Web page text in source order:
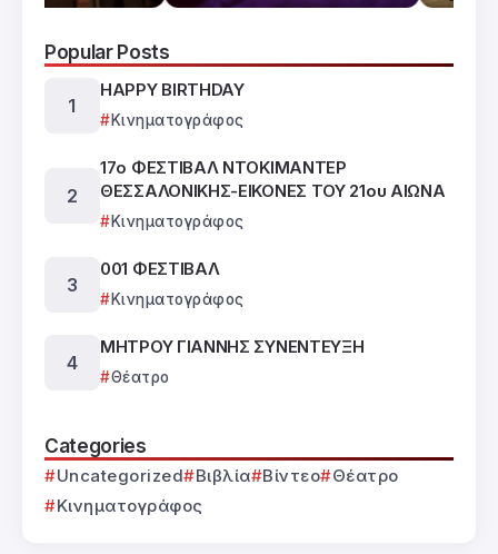
Popular Posts
HAPPY BIRTHDAY
Κινηματογράφος
17ο ΦΕΣΤΙΒΑΛ ΝΤΟΚΙΜΑΝΤΕΡ
ΘΕΣΣΑΛΟΝΙΚΗΣ-ΕΙΚΟΝΕΣ ΤΟΥ 21ου ΑΙΩΝΑ
Κινηματογράφος
001 ΦΕΣΤΙΒΑΛ
Κινηματογράφος
ΜΗΤΡΟΥ ΓΙΑΝΝΗΣ ΣΥΝΕΝΤΕΥΞΗ
Θέατρο
Categories
Uncategorized Βιβλία Βίντεο
Θέατρο
Κινηματογράφος